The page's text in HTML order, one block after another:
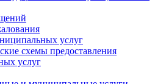
услуг
схемы предоставления
услуг